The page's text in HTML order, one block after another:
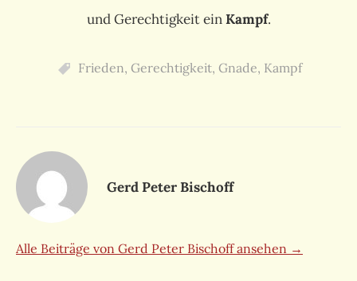
und Gerechtigkeit einKampf.
Frieden, Gerechtigkeit, Gnade, Kampf
Gerd Peter Bischoff
Alle Beiträge von Gerd Peter Bischoff ansehen →